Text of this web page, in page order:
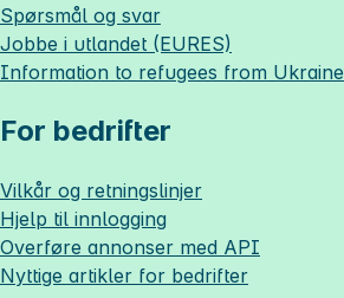
Spørsmål og svar
Jobbe i utlandet (EURES)
Information to refugees from Ukraine
For bedrifter
Vilkår og retningslinjer
Hjelp til innlogging
Overføre annonser med API
Nyttige artikler for bedrifter